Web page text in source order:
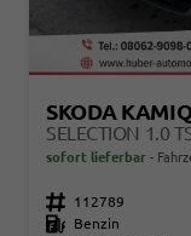
SKODA
sofort lieferbar
Fahrzeugnr. 112789
Kraftstoff
Benzin